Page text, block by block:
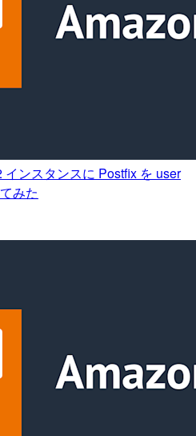
ンスタンスに Postfix を user
みた